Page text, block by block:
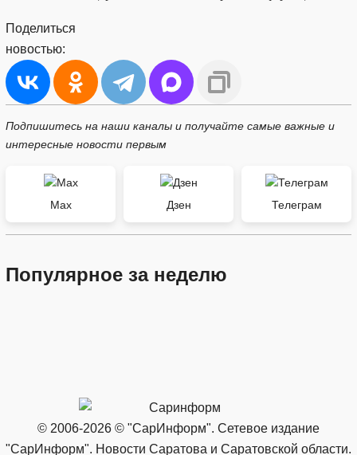
Поделиться
новостью:
Подпишитесь на наши каналы и получайте самые важные и
интересные новости первым
Max Дзен Телеграм
Популярное за неделю
© 2006-2026 © "СарИнформ". Сетевое издание
"СарИнформ". Новости Саратова и Саратовской области.